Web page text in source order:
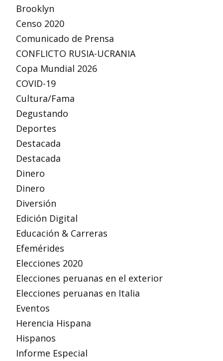
Brooklyn
Censo 2020
Comunicado de Prensa
CONFLICTO RUSIA-UCRANIA
Copa Mundial 2026
COVID-19
Cultura/Fama
Degustando
Deportes
Destacada
Destacada
Dinero
Dinero
Diversión
Edición Digital
Educación & Carreras
Efemérides
Elecciones 2020
Elecciones peruanas en el exterior
Elecciones peruanas en Italia
Eventos
Herencia Hispana
Hispanos
Informe Especial